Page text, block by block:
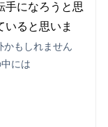
手になろうと思
いると思いま
かもしれません
には